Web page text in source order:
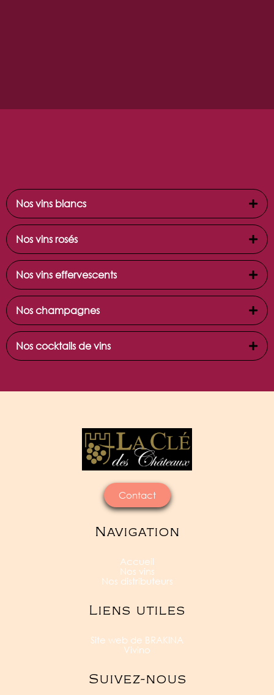
Nos vins blancs
Nos vins rosés
Nos vins effervescents
Nos champagnes
Nos cocktails de vins
Contact
Navigation
Accueil
Nos vins
Nos distributeurs
Liens utiles
Site web de BRAKINA
Vivino
Suivez-nous